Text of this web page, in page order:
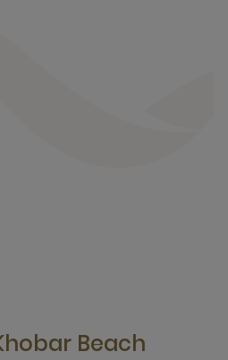
Beach